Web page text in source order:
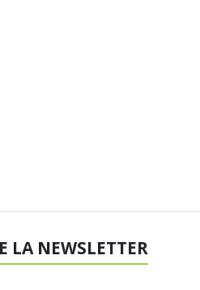
LA NEWSLETTER